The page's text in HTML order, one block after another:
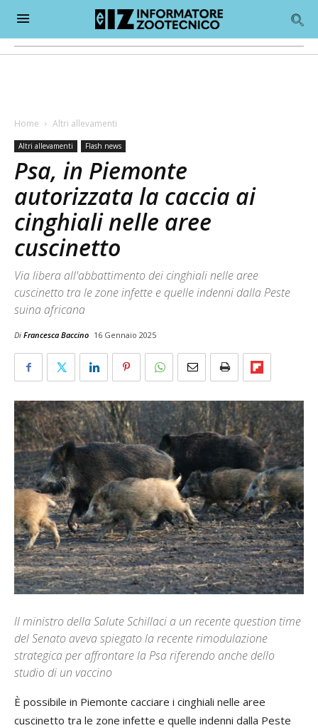
Home Altri allevamenti
Altri allevamenti Flash news
Psa, in Piemonte
autorizzata la caccia ai
cinghiali nelle aree
cuscinetto
Via libera all'abbattimento dei cinghiali nelle aree
cuscinetto tra le zone infette e quelle indenni dalla Peste
suina africana
Di Francesca Baccino 16 Gennaio 2025
ll ministro della Salute Schillaci a un recente question time
del Senato aveva spiegato la recente rimodulazione
strategica per affrontare la Psa riferendo anche dello
studio di un vaccino
È possibile in Piemonte cacciare i cinghiali nelle aree
cuscinetto tra le zone infette e quelle indenni dalla Peste